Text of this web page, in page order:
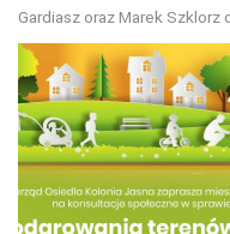
Gardiasz oraz Marek